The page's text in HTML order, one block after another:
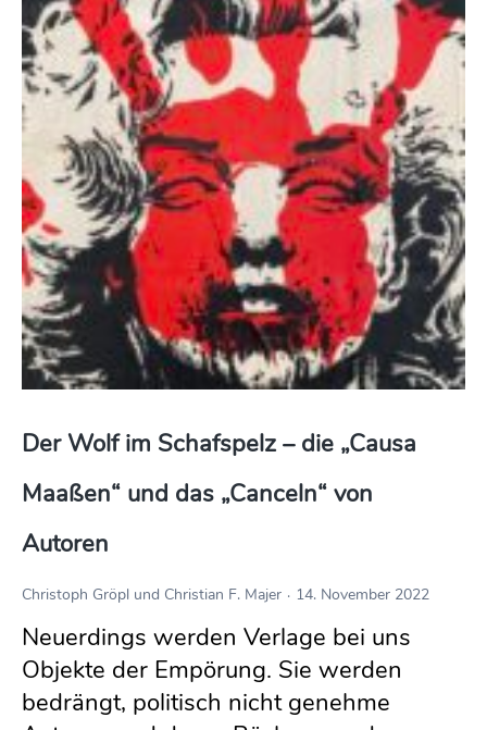
Der Wolf im Schafspelz – die „Causa
Maaßen“ und das „Canceln“ von
Autoren
Christoph Gröpl und Christian F. Majer 14. November 2022
Neuerdings werden Verlage bei uns
Objekte der Empörung. Sie werden
bedrängt, politisch nicht genehme